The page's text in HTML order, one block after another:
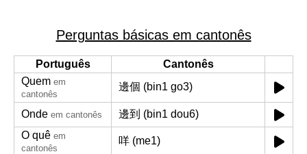
Perguntas básicas em cantonês
Português
Cantonês
Quem em
cantonês
邊個 (bin1 go3)
Onde em cantonês
邊到 (bin1 dou6)
O quê em
cantonês
咩 (me1)